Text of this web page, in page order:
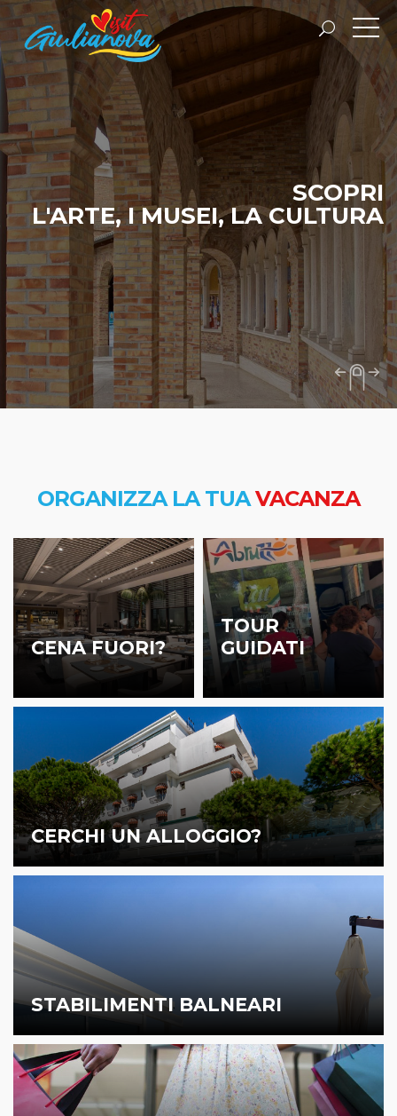
SPIAGGE E SERVIZI
A MISURA DI FAMIGLIA
Servizi balneari, ristoranti, negozi, eventi e
manifestazioni. Una città da scoprire.
ORGANIZZA LA TUAVACANZA
CENA FUORI?
TOUR
GUIDATI
CERCHI UN ALLOGGIO?
STABILIMENTI BALNEARI